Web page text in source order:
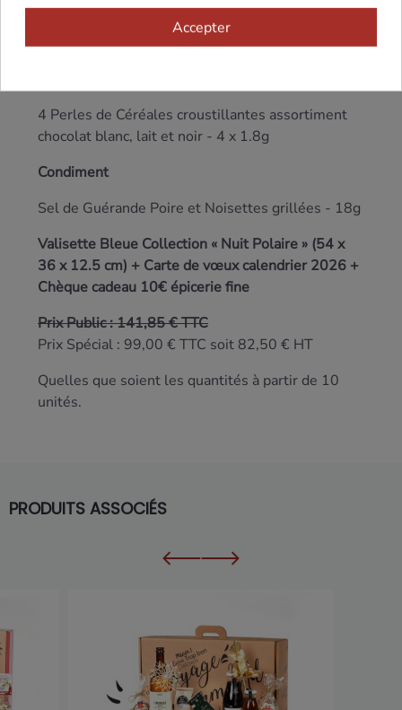
Douceurs Chocolatées
4 Perles de Céréales croustillantes assortiment
chocolat blanc, lait et noir - 4 x 1.8g
Condiment
Sel de Guérande Poire et Noisettes grillées - 18g
Valisette Bleue Collection « Nuit Polaire » (54 x
36 x 12.5 cm) + Carte de vœux calendrier 2026 +
Chèque cadeau 10€ épicerie fine
Prix Public : 141,85 € TTC
Prix Spécial : 99,00 € TTC soit 82,50 € HT
Quelles que soient les quantités à partir de 10
unités.
PRODUITS ASSOCIÉS
Accepter